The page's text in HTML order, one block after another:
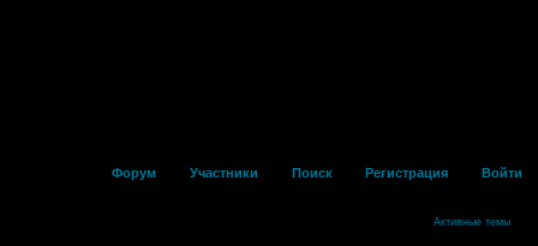
Форум Участники Поиск Регистрация Войти
Активные темы